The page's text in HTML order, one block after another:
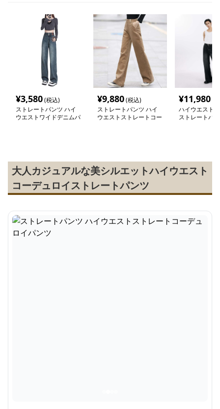
¥3,580(税込)
ストレートパンツ ハイ
ウエストワイドデニムパ
¥9,880(税込)
ストレートパンツ ハイ
ウエストストレートコー
¥11,980
ハイウエスト
ストレートパ
大人カジュアルな美シルエットハイウエスト
コーデュロイストレートパンツ